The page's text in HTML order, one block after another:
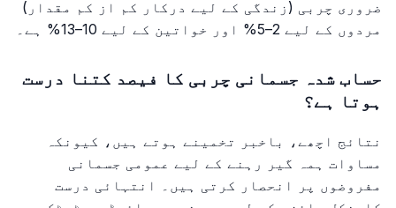
ضروری چربی (زندگی کے لیے درکار کم از کم مقدار)
مردوں کے لیے 2–5% اور خواتین کے لیے 10–13% ہے۔
حساب شدہ جسمانی چربی کا فیصد کتنا درست
ہوتا ہے؟
نتائج اچھے، باخبر تخمینے ہوتے ہیں، کیونکہ
مساوات ہمہ گیر رہنے کے لیے عمومی جسمانی
مفروضوں پر انحصار کرتی ہیں۔ انتہائی درست